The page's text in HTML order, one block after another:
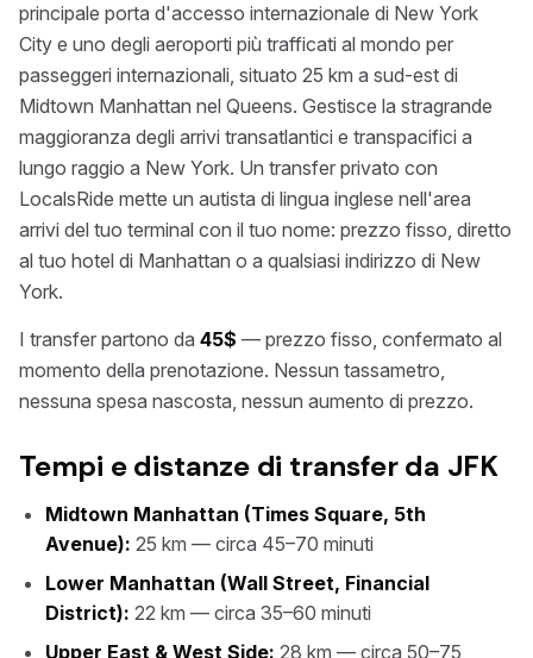
principale porta d'accesso internazionale di New York
City e uno degli aeroporti più trafficati al mondo per
passeggeri internazionali, situato 25 km a sud-est di
Midtown Manhattan nel Queens. Gestisce la stragrande
maggioranza degli arrivi transatlantici e transpacifici a
lungo raggio a New York. Un transfer privato con
LocalsRide mette un autista di lingua inglese nell'area
arrivi del tuo terminal con il tuo nome: prezzo fisso, diretto
al tuo hotel di Manhattan o a qualsiasi indirizzo di New
York.
I transfer partono da 45$ — prezzo fisso, confermato al
momento della prenotazione. Nessun tassametro,
nessuna spesa nascosta, nessun aumento di prezzo.
Tempi e distanze di transfer da JFK
Midtown Manhattan (Times Square, 5th
Avenue): 25 km — circa 45–70 minuti
Lower Manhattan (Wall Street, Financial
District): 22 km — circa 35–60 minuti
Upper East & West Side: 28 km — circa 50–75